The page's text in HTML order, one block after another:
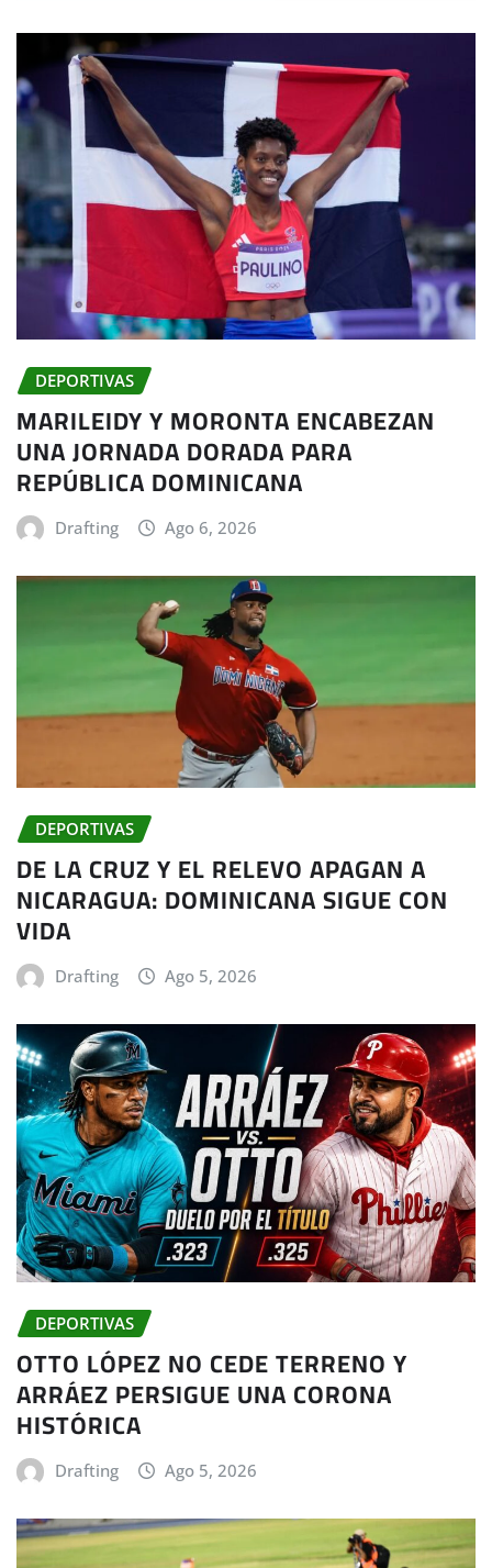
DEPORTIVAS
MARILEIDY Y MORONTA ENCABEZAN
UNA JORNADA DORADA PARA
REPÚBLICA DOMINICANA
Drafting Ago 6, 2026
DEPORTIVAS
DE LA CRUZ Y EL RELEVO APAGAN A
NICARAGUA: DOMINICANA SIGUE CON
VIDA
Drafting Ago 5, 2026
DEPORTIVAS
OTTO LÓPEZ NO CEDE TERRENO Y
ARRÁEZ PERSIGUE UNA CORONA
HISTÓRICA
Drafting Ago 5, 2026